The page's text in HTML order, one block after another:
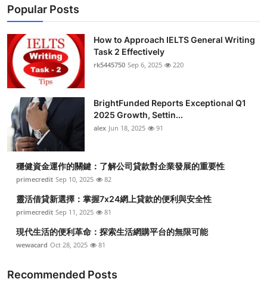
Popular Posts
How to Approach IELTS General Writing
Task 2 Effectively
rk5445750 Sep 6, 2025 220
BrightFunded Reports Exceptional Q1
2025 Growth, Settin...
alex Jun 18, 2025 91
穩健資金運作的關鍵：了解公司貸款對企業發展的重要性
primecredit Sep 10, 2025 82
靈活借貸新選擇：掌握7x24網上貸款的便利與安全性
primecredit Sep 11, 2025 81
現代生活的便利革命：探索生活網購平台的無限可能
wewacard Oct 28, 2025 81
Recommended Posts